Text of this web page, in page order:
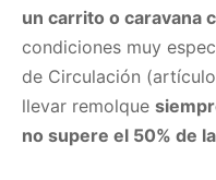
un carrito o caravana
condiciones muy
de Circulación
llevar remolque
no supere el 50% de